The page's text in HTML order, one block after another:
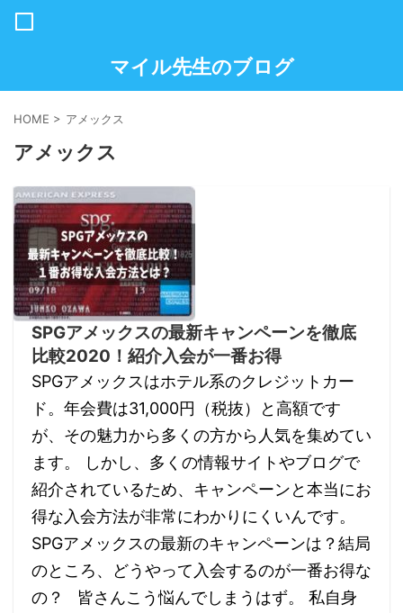
マイル先生のブログ
HOME > アメックス
アメックス
SPGアメックスの最新キャンペーンを徹底
比較2020！紹介入会が一番お得
SPGアメックスはホテル系のクレジットカー
ド。年会費は31,000円（税抜）と高額です
が、その魅力から多くの方から人気を集めてい
ます。 しかし、多くの情報サイトやブログで
紹介されているため、キャンペーンと本当にお
得な入会方法が非常にわかりにくいんです。
SPGアメックスの最新のキャンペーンは？結局
のところ、どうやって入会するのが一番お得な
の？ 皆さんこう悩んでしまうはず。 私自身